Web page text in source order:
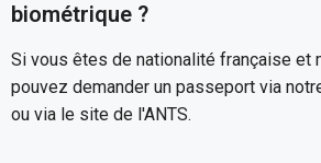
biométrique ?
Si vous êtes de nationalité française et
pouvez demander un passeport via
ou via le site de l'ANTS.